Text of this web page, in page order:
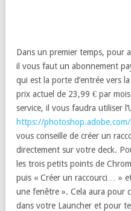
Dans un premier temps, pour
il vous faut un abonnement
qui est la porte d’entrée vers
prix actuel de 23,99 € par
service, il vous faudra utiliser
https://
vous conseille de créer un
directement sur votre deck.
les trois petits points de
puis « Créer un raccourci… »
une fenêtre ». Cela aura pour
dans votre Launcher et pour